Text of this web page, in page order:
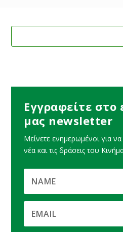
Εγγραφείτε στο
μας newsletter
Μείνετε ενημερωμένοι για
νέα και τις δράσεις του